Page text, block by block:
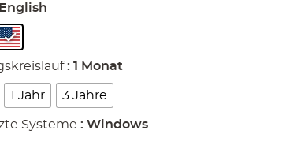
: 1 Monat
1 Jahr 3 Jahre
Systeme : Windows